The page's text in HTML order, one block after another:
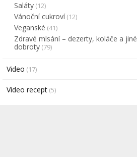
Saláty (12)
Vánoční cukroví(12)
Veganské (41)
Zdravé mlsání – dezerty, koláče a jiné
dobroty (79)
Video (17)
Video recept (5)